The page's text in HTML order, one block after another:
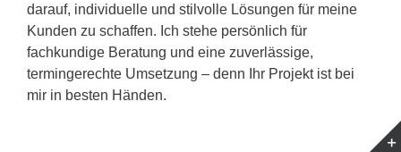
darauf, individuelle und stilvolle Lösungen für meine
Kunden zu schaffen. Ich stehe persönlich für
fachkundige Beratung und eine zuverlässige,
termingerechte Umsetzung – denn Ihr Projekt ist bei
mir in besten Händen.